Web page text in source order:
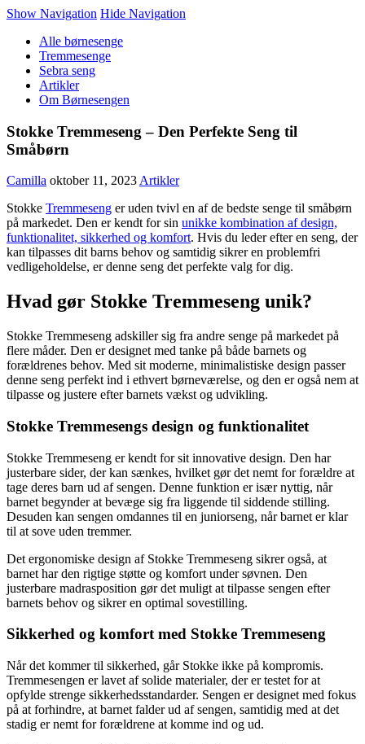
Show Navigation Hide Navigation
Alle børnesenge
Tremmesenge
Sebra seng
Artikler
Om Børnesengen
Stokke Tremmeseng – Den Perfekte Seng til
Småbørn
Camilla oktober 11, 2023Artikler
Stokke Tremmeseng er uden tvivl en af de bedste senge til småbørn
på markedet. Den er kendt for sin unikke kombination af design,
funktionalitet, sikkerhed og komfort. Hvis du leder efter en seng, der
kan tilpasses dit barns behov og samtidig sikrer en problemfri
vedligeholdelse, er denne seng det perfekte valg for dig.
Hvad gør Stokke Tremmeseng unik?
Stokke Tremmeseng adskiller sig fra andre senge på markedet på
flere måder. Den er designet med tanke på både barnets og
forældrenes behov. Med sit moderne, minimalistiske design passer
denne seng perfekt ind i ethvert børneværelse, og den er også nem at
tilpasse og justere efter barnets vækst og udvikling.
Stokke Tremmesengs design og funktionalitet
Stokke Tremmeseng er kendt for sit innovative design. Den har
justerbare sider, der kan sænkes, hvilket gør det nemt for forældre at
tage deres barn ud af sengen. Denne funktion er især nyttig, når
barnet begynder at bevæge sig fra liggende til siddende stilling.
Desuden kan sengen omdannes til en juniorseng, når barnet er klar
til at sove uden tremmer.
Det ergonomiske design af Stokke Tremmeseng sikrer også, at
barnet har den rigtige støtte og komfort under søvnen. Den
justerbare madrasposition gør det muligt at tilpasse sengen efter
barnets behov og sikrer en optimal sovestilling.
Sikkerhed og komfort med Stokke Tremmeseng
Når det kommer til sikkerhed, går Stokke ikke på kompromis.
Tremmesengen er lavet af solide materialer, der er testet for at
opfylde strenge sikkerhedsstandarder. Sengen er designet med fokus
på at forhindre, at barnet falder ud af sengen, samtidig med at det
stadig er nemt for forældrene at komme ind og ud.